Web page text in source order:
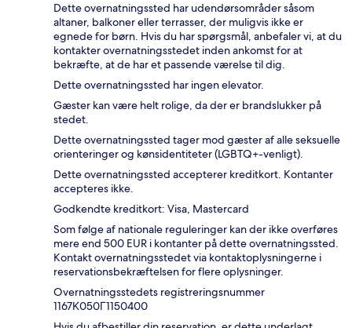
Dette overnatningssted har udendørsområder såsom
altaner, balkoner eller terrasser, der muligvis ikke er
egnede for børn. Hvis du har spørgsmål, anbefaler vi, at du
kontakter overnatningsstedet inden ankomst for at
bekræfte, at de har et passende værelse til dig.
Dette overnatningssted har ingen elevator.
Gæster kan være helt rolige, da der er brandslukker på
stedet.
Dette overnatningssted tager mod gæster af alle seksuelle
orienteringer og kønsidentiteter (LGBTQ+-venligt).
Dette overnatningssted accepterer kreditkort. Kontanter
accepteres ikke.
Godkendte kreditkort: Visa, Mastercard
Som følge af nationale reguleringer kan der ikke overføres
mere end 500 EUR i kontanter på dette overnatningssted.
Kontakt overnatningsstedet via kontaktoplysningerne i
reservationsbekræftelsen for flere oplysninger.
Overnatningsstedets registreringsnummer
1167Κ050Γ1150400